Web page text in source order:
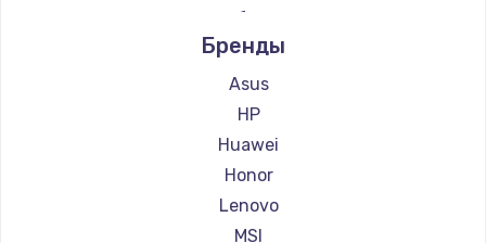
Ремонт ноутбуков Alienware
Ремонт ноутбуков Aquarius
Ремонт ноутбуков Gigabyte
Ремонт ноутбуков Aorus
Ремонт ноутбуков Maibenben
Ремонт ноутбуков Getac
Ремонт ноутбуков Epson
Ремонт ноутбуков Philips
Бренды
Asus
HP
Huawei
Honor
Lenovo
MSI